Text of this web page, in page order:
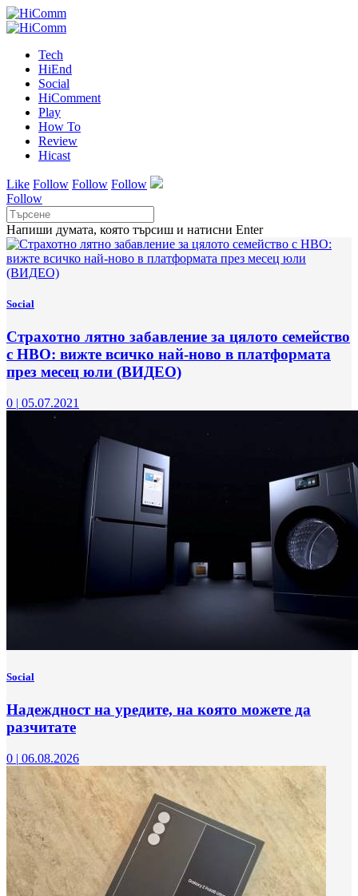
Tech
HiEnd
Social
HiComment
Play
How To
Review
Hicast
Like Follow Follow Follow
Follow
Напиши думата, която търсиш и натисни Enter
Social
Страхотно лятно забавление за цялото семейство
с HBO: вижте всичко най-ново в платформата
през месец юли (ВИДЕО)
0 | 05.07.2021
Social
Надеждност на уредите, на която можете да
разчитате
0 | 06.08.2026